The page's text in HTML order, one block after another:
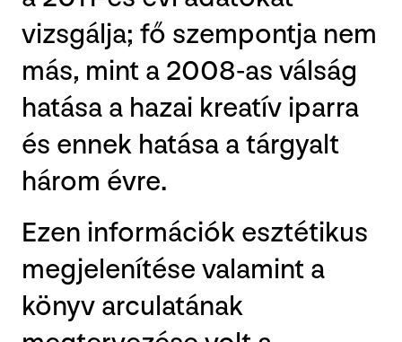
vizsgálja; fő szempontja nem
más, mint a 2008-as válság
hatása a hazai kreatív iparra
és ennek hatása a tárgyalt
három évre.
Ezen információk esztétikus
megjelenítése valamint a
könyv arculatának